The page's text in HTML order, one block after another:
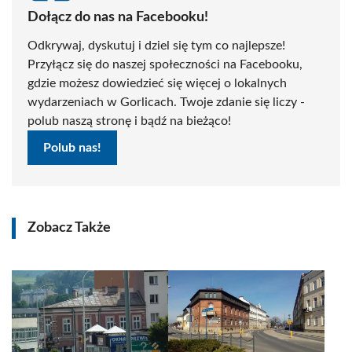
Dołącz do nas na Facebooku!
Odkrywaj, dyskutuj i dziel się tym co najlepsze!
Przyłącz się do naszej społeczności na Facebooku,
gdzie możesz dowiedzieć się więcej o lokalnych
wydarzeniach w Gorlicach. Twoje zdanie się liczy -
polub naszą stronę i bądź na bieżąco!
Polub nas!
Zobacz Także